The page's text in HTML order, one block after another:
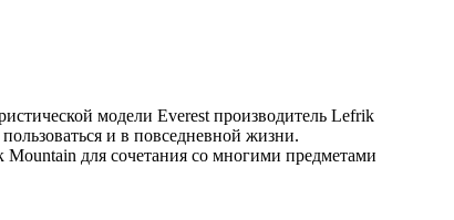
модели Everest производитель Lefrik
и в повседневной жизни.
для сочетания со многими предметами